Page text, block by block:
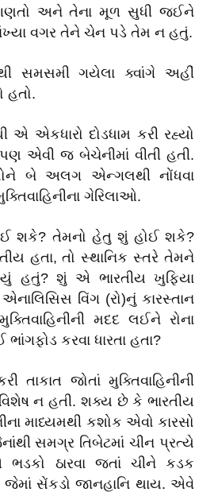
અને તેના મૂળ સુધી જઈને
વગર તેને ચેન પડે તેમ ન હતું.
સમસમી ગયેલા ક્વાંગે અહીં
હતો.
એકધારો દોડધામ કરી રહ્યો
એવી જ બેચેનીમાં વીતી હતી.
બે અલગ એન્ગલથી નોંધવા
ગેરિલાઓ.
શકે? તેમનો હેતુ શું હોઈ શકે?
હતા, તો સ્થાનિક સ્તરે તેમને
હતું? શું એ ભારતીય ખુફિયા
વિંગ (રો)નું કારસ્તાન
મદદ લઈને રોના
કરવા ધારતા હતા?
તાકાત જોતાં મુક્તિવાહિનીની
ન હતી. શક્ય છે કે ભારતીય
માધ્યમથી કશોક એવો કારસો
સમગ્ર તિબેટમાં ચીન પ્રત્યે
ઠારવા જતાં ચીને કડક
જેમાં સેંકડો જાનહાનિ થાય. એવે